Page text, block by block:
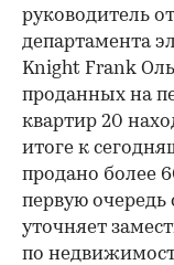
руководитель
департамента
Knight Frank
проданных на
квартир 20
итоге к
продано более
первую очередь
уточняет
по